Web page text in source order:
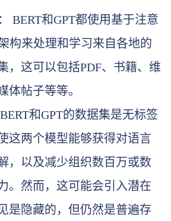
BERT和GPT都使用基于注意
构来处理和学习来自各地的
，这可以包括PDF、书籍、维
体帖子等等。
和GPT的数据集是无标签
这两个模型能够获得对语言
，以及减少组织数百万或数
。然而，这可能会引入潜在
是隐藏的，但仍然是普遍存